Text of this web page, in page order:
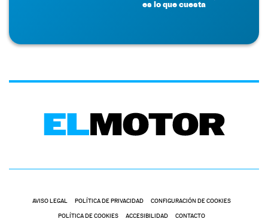
es lo que cuesta
AVISO LEGAL POLÍTICA DE PRIVACIDAD CONFIGURACIÓN DE COOKIES
POLÍTICA DE COOKIES ACCESIBILIDAD CONTACTO